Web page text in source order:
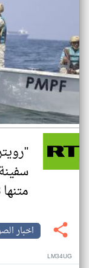
متنها 8 ألمان و10 فلبينيين
اخبار
LM34UG